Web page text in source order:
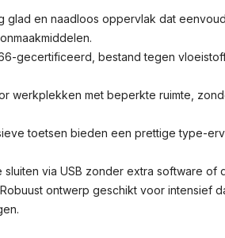
glad en naadloos oppervlak dat
gecertificeerd, bestand tegen
werkplekken met beperkte ruimte,
toetsen bieden een prettige type-
via USB zonder extra software of
ontwerp geschikt voor intensief